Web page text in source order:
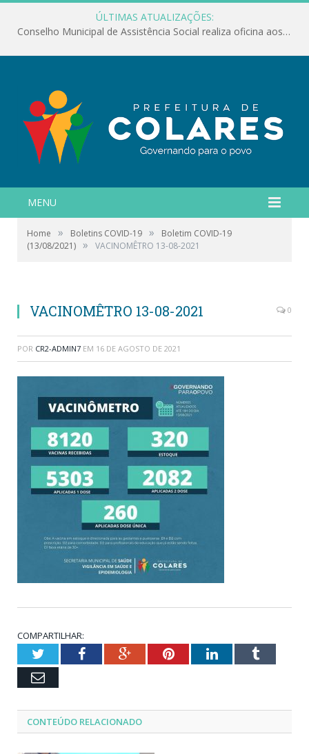
ÚLTIMAS ATUALIZAÇÕES:
Conselho Municipal de Assistência Social realiza oficina aos servidores
MENU
Home » Boletins COVID-19 »
Boletim COVID-19
(13/08/2021) » VACINOMÊTRO 13-08-2021
VACINOMÊTRO 13-08-2021 0
POR CR2-ADMIN7 EM 16 DE AGOSTO DE 2021
COMPARTILHAR:
TwitterFacebookGoogle+PinterestLinkedInTumblr
Email
CONTEÚDO RELACIONADO